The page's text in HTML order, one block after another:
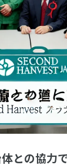
との協力